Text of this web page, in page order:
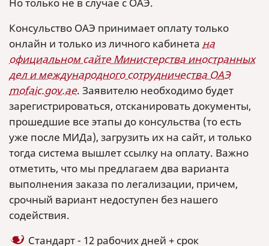
Консульство ОАЭ принимает оплату только
онлайн и только из личного кабинета на
официальном сайте Министерства иностранных
дел и международного сотрудничества ОАЭ
mofaic.gov.ae. Заявителю необходимо будет
зарегистрироваться, отсканировать документы,
прошедшие все этапы до консульства (то есть
уже после МИДа), загрузить их на сайт, и только
тогда система вышлет ссылку на оплату. Важно
отметить, что мы предлагаем два варианта
выполнения заказа по легализации, причем,
срочный вариант недоступен без нашего
содействия.
Стандарт - 12 рабочих дней + срок